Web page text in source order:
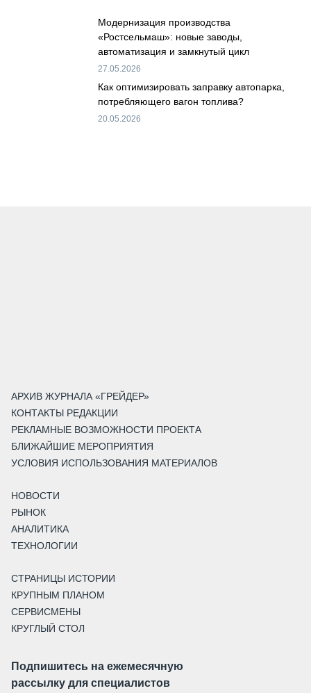
Модернизация производства
«Ростсельмаш»: новые заводы,
автоматизация и замкнутый цикл
27.05.2026
Как оптимизировать заправку автопарка,
потребляющего вагон топлива?
20.05.2026
АРХИВ ЖУРНАЛА «ГРЕЙДЕР»
КОНТАКТЫ РЕДАКЦИИ
РЕКЛАМНЫЕ ВОЗМОЖНОСТИ ПРОЕКТА
БЛИЖАЙШИЕ МЕРОПРИЯТИЯ
УСЛОВИЯ ИСПОЛЬЗОВАНИЯ МАТЕРИАЛОВ
НОВОСТИ
РЫНОК
АНАЛИТИКА
ТЕХНОЛОГИИ
СТРАНИЦЫ ИСТОРИИ
КРУПНЫМ ПЛАНОМ
СЕРВИСМЕНЫ
КРУГЛЫЙ СТОЛ
Подпишитесь на ежемесячную
рассылку для специалистов